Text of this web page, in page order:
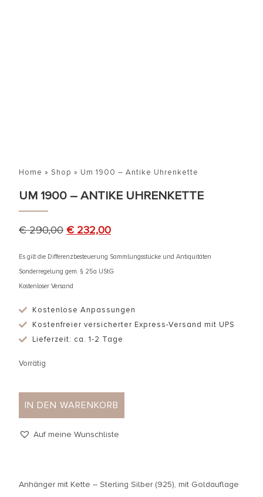
Home » Shop » Um 1900 – Antike Uhrenkette
UM 1900 – ANTIKE UHRENKETTE
€290,00 €232,00
Es gilt die Differenzbesteuerung Sammlungsstücke und Antiquitäten
Sonderregelung gem. § 25a UStG
Kostenloser Versand
Kostenlose Anpassungen
Kostenfreier versicherter Express-Versand mit UPS
Lieferzeit: ca. 1-2 Tage
Vorrätig
IN DEN WARENKORB
Auf meine Wunschliste
Anhänger mit Kette – Sterling Silber (925), mit Goldauflage